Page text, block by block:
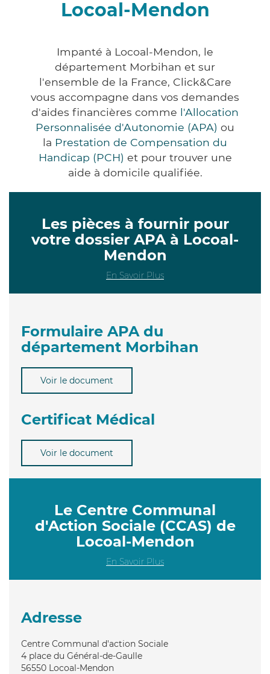
Locoal-Mendon
Impanté à Locoal-Mendon, le
département Morbihan et sur
l'ensemble de la France, Click&Care
vous accompagne dans vos demandes
d'aides financières comme l'Allocation
Personnalisée d'Autonomie (APA) ou
la Prestation de Compensation du
Handicap (PCH) et pour trouver une
aide à domicile qualifiée.
Les pièces à fournir pour
votre dossier APA à Locoal-
Mendon
En Savoir Plus
Formulaire APA du
département Morbihan
Voir le document
Certificat Médical
Voir le document
Le Centre Communal
d'Action Sociale (CCAS) de
Locoal-Mendon
En Savoir Plus
Adresse
Centre Communal d'action Sociale
4 place du Général-de-Gaulle
56550 Locoal-Mendon